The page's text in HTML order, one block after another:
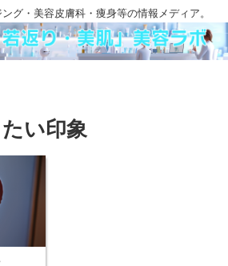
グ・美容皮膚科・痩身等の情報メディア。
い印象